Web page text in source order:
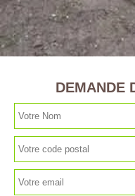
DEMANDE